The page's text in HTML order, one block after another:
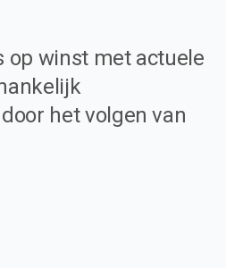
op winst met actuele
het volgen van